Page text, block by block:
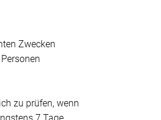
Zwecken
zu prüfen, wenn